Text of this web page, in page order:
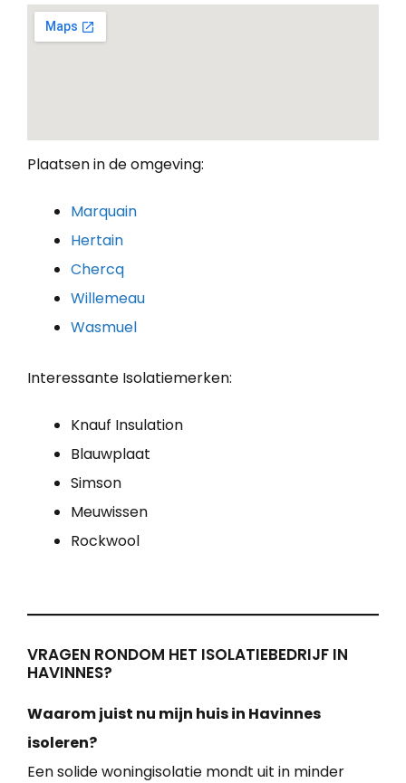
Plaatsen in de omgeving:
Marquain
Hertain
Chercq
Willemeau
Wasmuel
Interessante Isolatiemerken:
Knauf Insulation
Blauwplaat
Simson
Meuwissen
Rockwool
VRAGEN RONDOM HET ISOLATIEBEDRIJF IN
HAVINNES?
Waarom juist nu mijn huis in Havinnes
isoleren?
Een solide woningisolatie mondt uit in minder